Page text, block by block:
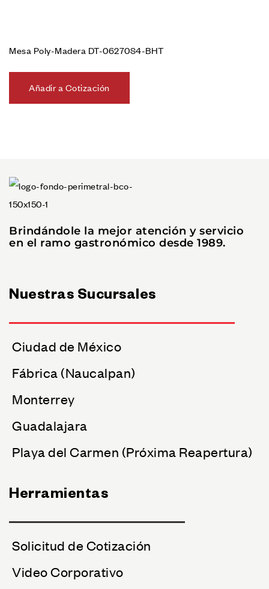
Mesa Poly-Madera DT-06270S4-BHT
Añadir a Cotización
Brindándole la mejor atención y servicio
en el ramo gastronómico desde 1989.
Nuestras Sucursales
Ciudad de México
Fábrica (Naucalpan)
Monterrey
Guadalajara
Playa del Carmen (Próxima Reapertura)
Herramientas
Solicitud de Cotización
Video Corporativo